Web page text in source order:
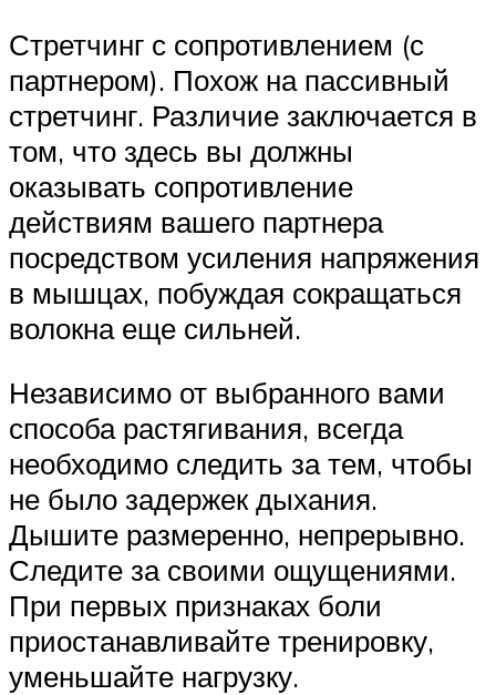
Стретчинг с сопротивлением (с
партнером). Похож на пассивный
стретчинг. Различие заключается в
том, что здесь вы должны
оказывать сопротивление
действиям вашего партнера
посредством усиления напряжения
в мышцах, побуждая сокращаться
волокна еще сильней.
Независимо от выбранного вами
способа растягивания, всегда
необходимо следить за тем, чтобы
не было задержек дыхания.
Дышите размеренно, непрерывно.
Следите за своими ощущениями.
При первых признаках боли
приостанавливайте тренировку,
уменьшайте нагрузку.